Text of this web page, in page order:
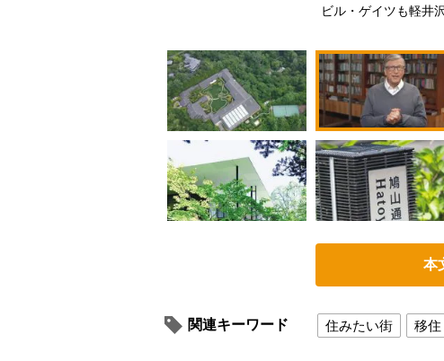
ビル・ゲイツも軽井
本
関連キーワード 住みたい街 移住